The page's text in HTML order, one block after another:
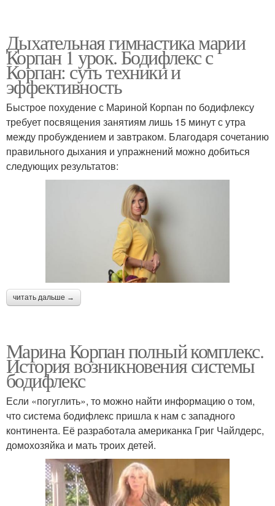
Дыхательная гимнастика марии
Корпан 1 урок. Бодифлекс с
Корпан: суть техники и
эффективность
Быстрое похудение с Мариной Корпан по бодифлексу
требует посвящения занятиям лишь 15 минут с утра
между пробуждением и завтраком. Благодаря сочетанию
правильного дыхания и упражнений можно добиться
следующих результатов:
читать дальше →
Марина Корпан полный комплекс.
История возникновения системы
бодифлекс
Если «погуглить», то можно найти информацию о том,
что система бодифлекс пришла к нам с западного
континента. Её разработала американка Григ Чайлдерс,
домохозяйка и мать троих детей.